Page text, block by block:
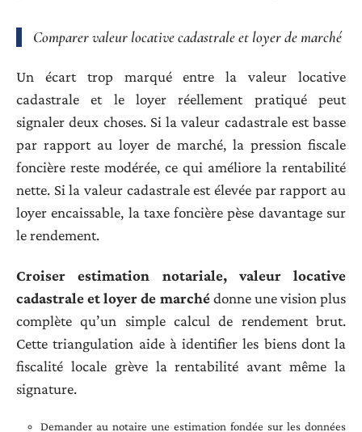
Comparer valeur locative cadastrale et loyer de marché
Un écart trop marqué entre la valeur locative
cadastrale et le loyer réellement pratiqué peut
signaler deux choses. Si la valeur cadastrale est basse
par rapport au loyer de marché, la pression fiscale
foncière reste modérée, ce qui améliore la rentabilité
nette. Si la valeur cadastrale est élevée par rapport au
loyer encaissable, la taxe foncière pèse davantage sur
le rendement.
Croiser estimation notariale, valeur locative
cadastrale et loyer de marchédonne une vision plus
complète qu’un simple calcul de rendement brut.
Cette triangulation aide à identifier les biens dont la
fiscalité locale grève la rentabilité avant même la
signature.
Demander au notaire une estimation fondée sur les données